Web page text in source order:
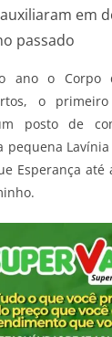
em
passado
ano o Corpo
o
posto de
pequena
Esperança até